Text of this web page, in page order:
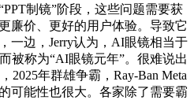
制镜”阶段，这些问题需要获
廉价、更好的用户体验。导致它
一边，Jerry认为，AI眼镜相当于
被称为“AI眼镜元年”。很难说出
2025年群雄争霸，Ray-Ban Meta
可能性也很大。各家除了需要霸